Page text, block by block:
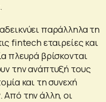
παράλληλα τη
fintech εταιρείες και
πλευρά βρίσκονται
την ανάπτυξή τους
και τη συνεχή
Από την άλλη, οι